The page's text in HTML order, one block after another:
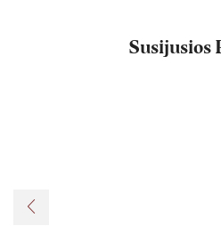
Susijusios